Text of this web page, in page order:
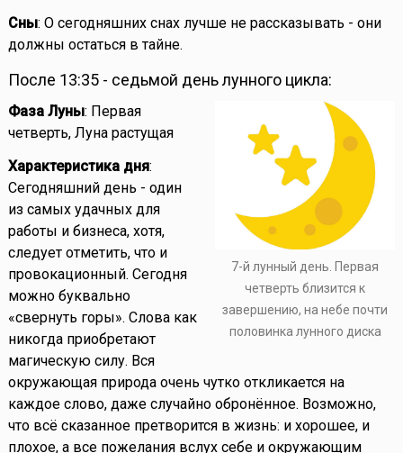
Сны: О сегодняшних снах лучше не рассказывать - они
должны остаться в тайне.
После 13:35 - седьмой день лунного цикла:
7-й лунный день. Первая
четверть близится к
завершению, на небе почти
половинка лунного диска
Фаза Луны: Первая
четверть, Луна растущая
Характеристика дня:
Сегодняшний день - один
из самых удачных для
работы и бизнеса, хотя,
следует отметить, что и
провокационный. Сегодня
можно буквально
«свернуть горы». Слова как
никогда приобретают
магическую силу. Вся
окружающая природа очень чутко откликается на
каждое слово, даже случайно обронённое. Возможно,
что всё сказанное претворится в жизнь: и хорошее, и
плохое, а все пожелания вслух себе и окружающим